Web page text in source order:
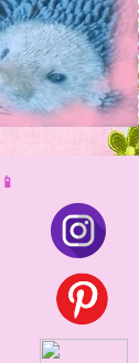
📱